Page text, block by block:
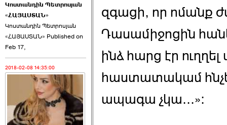
Այս ընդդիմությունը
կվերցնի ›››
2026-06-09 00:41:00
Կոստանդին Պետրոսյան
«ՀԱՅԱՍՏԱՆ»
Կոստանդին Պետրոսյան
«ՀԱՅԱՍՏԱՆ» Published on
Feb 17,
2018-02-08 14:35:00
զգացի, որ ոմանք
Դասամիջոցին
ինձ հարց էր
հաստատակամ
ապագա չկա...»։